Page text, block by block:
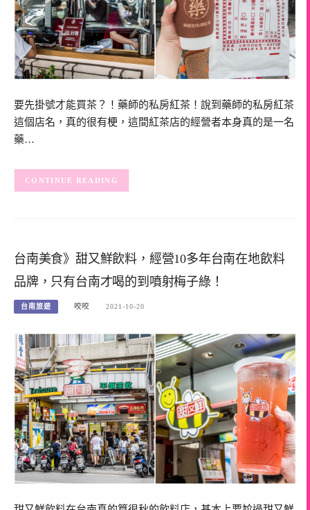
要先掛號才能買茶？！藥師的私房紅茶！說到藥師的私房紅茶
這個店名，真的很有梗，這間紅茶店的經營者本身真的是一名
藥…
CONTINUE READING
台南美食》甜又鮮飲料，經營10多年台南在地飲料
品牌，只有台南才喝的到噴射梅子綠！
台南旅遊 咬咬 2021-10-20